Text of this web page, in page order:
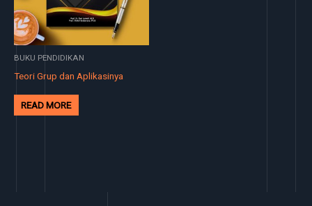
BUKU PENDIDIKAN
Teori Grup dan Aplikasinya
READ MORE